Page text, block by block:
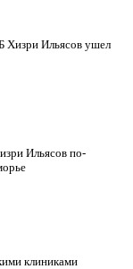
Хизри Ильясов ушел
Ильясов по-
клиниками